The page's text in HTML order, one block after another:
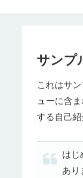
サンプ
これはサ
ューに含
する自己
はじ
あり